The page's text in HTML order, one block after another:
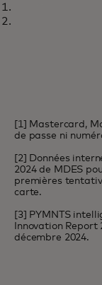
Les
tournent
[1] Mastercard,
de passe ni
[2] Données
2024 de MDES
premières
carte.
[3] PYMNTS
Innovation
décembre 2024.